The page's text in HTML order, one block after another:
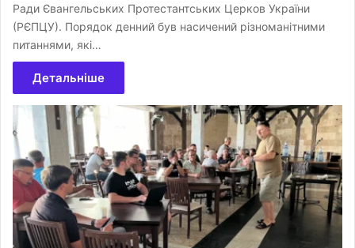
Ради Євангельських Протестантських Церков України
(РЄПЦУ). Порядок денний був насичений різноманітними
питаннями, які…
Детальніше